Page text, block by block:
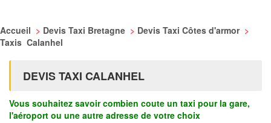
Accueil > Devis Taxi Bretagne > Devis Taxi Côtes d'armor >
Taxis Calanhel
DEVIS TAXI CALANHEL
Vous souhaitez savoir combien coute un taxi pour la gare,
l'aéroport ou une autre adresse de votre choix